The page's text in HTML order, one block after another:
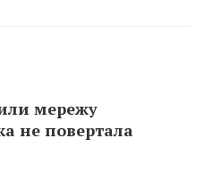
мережу
не повертала